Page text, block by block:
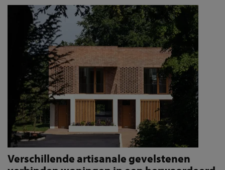
Verschillende artisanale gevelstenen